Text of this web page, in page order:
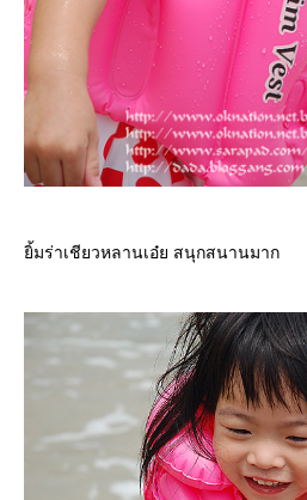
ิ้มร่าเชียวหลานเอ๋ย สนุกสนานมาก